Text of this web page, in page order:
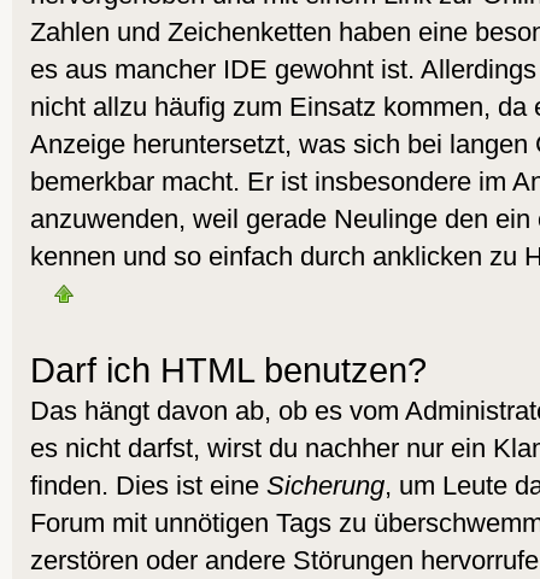
Zahlen und Zeichenketten haben eine
es aus mancher IDE gewohnt ist.
nicht allzu häufig zum Einsatz kommen, da
Anzeige heruntersetzt, was sich bei langen
bemerkbar macht. Er ist insbesondere im
anzuwenden, weil gerade Neulinge den
kennen und so einfach durch anklicken zu
Darf ich HTML benutzen?
Das hängt davon ab, ob es vom
es nicht darfst, wirst du nachher nur ein
finden. Dies ist eine Sicherung, um Leute
Forum mit unnötigen Tags zu
zerstören oder andere Störungen